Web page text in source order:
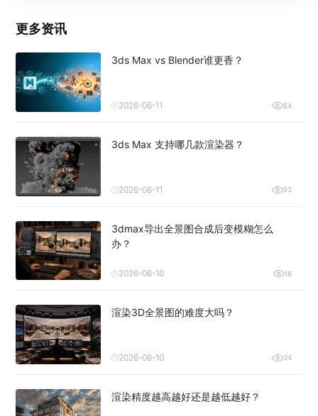
更多资讯
3ds Max vs Blender谁更香？
2026-06-11 64
3ds Max 支持哪几款渲染器？
2026-06-11 53
3dmax导出全景图合成后变模糊怎么
办？
2026-06-10 18
渲染3D全景图的难度大吗？
2026-06-10 34
渲染精度越高越好还是越低越好？